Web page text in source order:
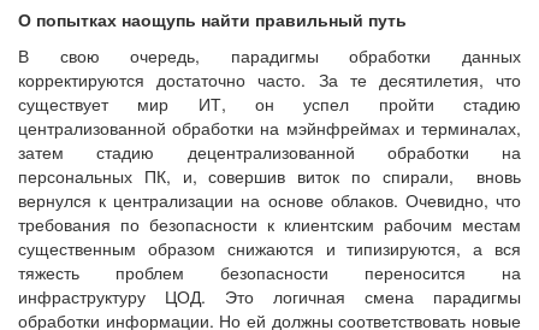
О попытках наощупь найти правильный путь
В свою очередь, парадигмы обработки данных
корректируются достаточно часто. За те десятилетия, что
существует мир ИТ, он успел пройти стадию
централизованной обработки на мэйнфреймах и терминалах,
затем стадию децентрализованной обработки на
персональных ПК, и, совершив виток по спирали, вновь
вернулся к централизации на основе облаков. Очевидно, что
требования по безопасности к клиентским рабочим местам
существенным образом снижаются и типизируются, а вся
тяжесть проблем безопасности переносится на
инфраструктуру ЦОД. Это логичная смена парадигмы
обработки информации. Но ей должны соответствовать новые